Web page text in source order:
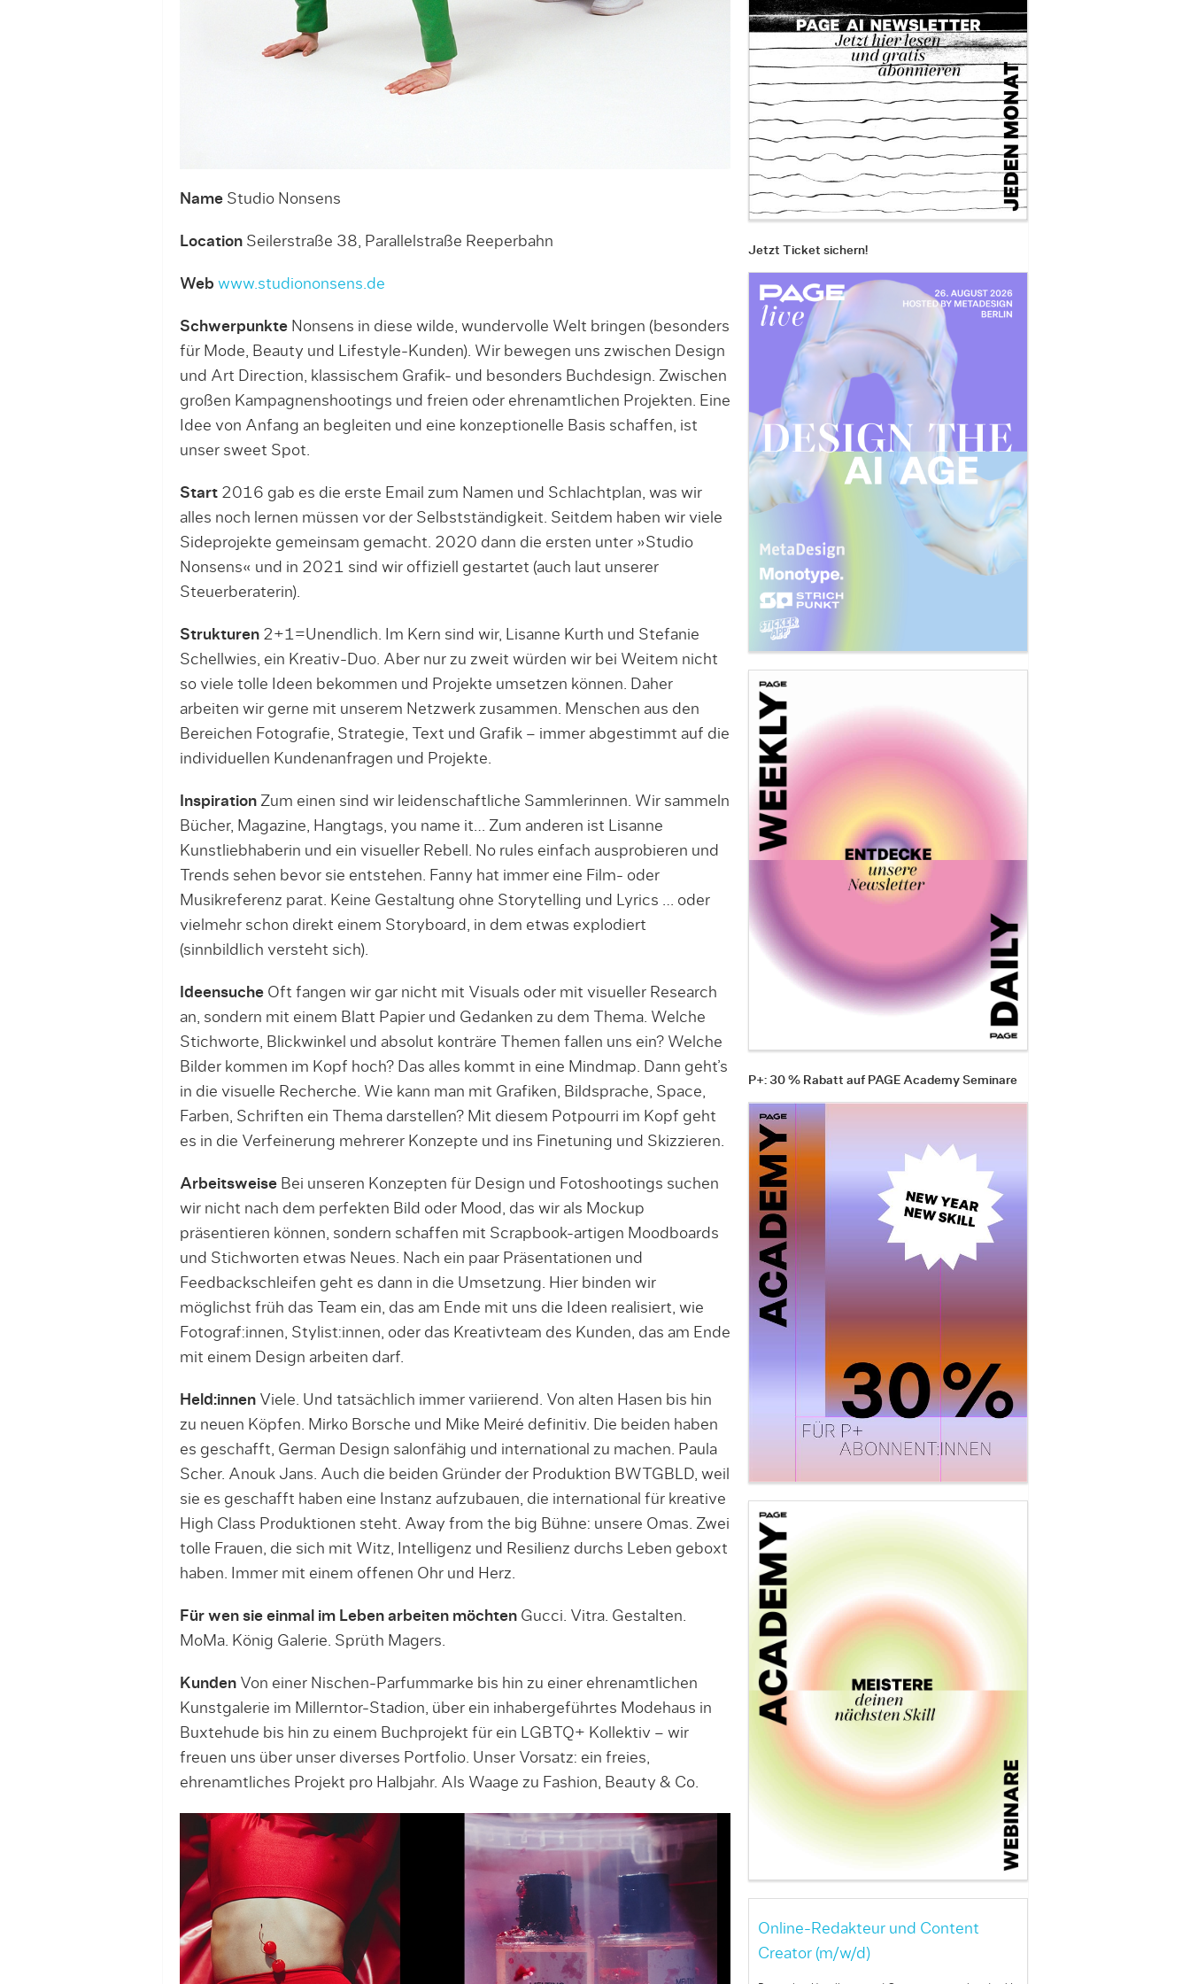
NameStudio Nonsens
LocationSeilerstraße 38, Parallelstraße Reeperbahn
Web www.studiononsens.de
SchwerpunkteNonsens in diese wilde, wundervolle Welt bringen (besonders
für Mode, Beauty und Lifestyle-Kunden). Wir bewegen uns zwischen Design
und Art Direction, klassischem Grafik- und besonders Buchdesign. Zwischen
großen Kampagnenshootings und freien oder ehrenamtlichen Projekten. Eine
Idee von Anfang an begleiten und eine konzeptionelle Basis schaffen, ist
unser sweet Spot.
Start2016 gab es die erste Email zum Namen und Schlachtplan, was wir
alles noch lernen müssen vor der Selbstständigkeit. Seitdem haben wir viele
Sideprojekte gemeinsam gemacht. 2020 dann die ersten unter »Studio
Nonsens« und in 2021 sind wir offiziell gestartet (auch laut unserer
Steuerberaterin).
Strukturen2+1=Unendlich. Im Kern sind wir, Lisanne Kurth und Stefanie
Schellwies, ein Kreativ-Duo. Aber nur zu zweit würden wir bei Weitem nicht
so viele tolle Ideen bekommen und Projekte umsetzen können. Daher
arbeiten wir gerne mit unserem Netzwerk zusammen. Menschen aus den
Bereichen Fotografie, Strategie, Text und Grafik – immer abgestimmt auf die
individuellen Kundenanfragen und Projekte.
InspirationZum einen sind wir leidenschaftliche Sammlerinnen. Wir sammeln
Bücher, Magazine, Hangtags, you name it… Zum anderen ist Lisanne
Kunstliebhaberin und ein visueller Rebell. No rules einfach ausprobieren und
Trends sehen bevor sie entstehen. Fanny hat immer eine Film- oder
Musikreferenz parat. Keine Gestaltung ohne Storytelling und Lyrics … oder
vielmehr schon direkt einem Storyboard, in dem etwas explodiert
(sinnbildlich versteht sich).
IdeensucheOft fangen wir gar nicht mit Visuals oder mit visueller Research
an, sondern mit einem Blatt Papier und Gedanken zu dem Thema. Welche
Stichworte, Blickwinkel und absolut konträre Themen fallen uns ein? Welche
Bilder kommen im Kopf hoch? Das alles kommt in eine Mindmap. Dann geht’s
in die visuelle Recherche. Wie kann man mit Grafiken, Bildsprache, Space,
Farben, Schriften ein Thema darstellen? Mit diesem Potpourri im Kopf geht
es in die Verfeinerung mehrerer Konzepte und ins Finetuning und Skizzieren.
ArbeitsweiseBei unseren Konzepten für Design und Fotoshootings suchen
wir nicht nach dem perfekten Bild oder Mood, das wir als Mockup
präsentieren können, sondern schaffen mit Scrapbook-artigen Moodboards
und Stichworten etwas Neues. Nach ein paar Präsentationen und
Feedbackschleifen geht es dann in die Umsetzung. Hier binden wir
möglichst früh das Team ein, das am Ende mit uns die Ideen realisiert, wie
Fotograf:innen, Stylist:innen, oder das Kreativteam des Kunden, das am Ende
mit einem Design arbeiten darf.
Held:innenViele. Und tatsächlich immer variierend. Von alten Hasen bis hin
zu neuen Köpfen. Mirko Borsche und Mike Meiré definitiv. Die beiden haben
es geschafft, German Design salonfähig und international zu machen. Paula
Scher. Anouk Jans. Auch die beiden Gründer der Produktion BWTGBLD, weil
sie es geschafft haben eine Instanz aufzubauen, die international für kreative
High Class Produktionen steht. Away from the big Bühne: unsere Omas. Zwei
tolle Frauen, die sich mit Witz, Intelligenz und Resilienz durchs Leben geboxt
haben. Immer mit einem offenen Ohr und Herz.
Für wen sie einmal im Leben arbeiten möchtenGucci. Vitra. Gestalten.
MoMa. König Galerie. Sprüth Magers.
KundenVon einer Nischen-Parfummarke bis hin zu einer ehrenamtlichen
Kunstgalerie im Millerntor-Stadion, über ein inhabergeführtes Modehaus in
Buxtehude bis hin zu einem Buchprojekt für ein LGBTQ+ Kollektiv – wir
freuen uns über unser diverses Portfolio. Unser Vorsatz: ein freies,
ehrenamtliches Projekt pro Halbjahr. Als Waage zu Fashion, Beauty & Co.
Jetzt Ticket sichern!
P+: 30 % Rabatt auf PAGE Academy Seminare
Online-Redakteur und Content
Creator (m/w/d)